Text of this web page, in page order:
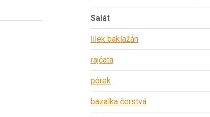
Salát
lilek baklažán
rajčata
pórek
bazalka čerstvá